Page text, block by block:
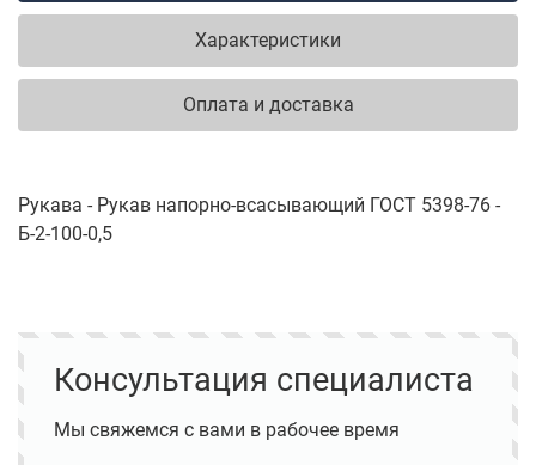
Характеристики
Оплата и доставка
Рукава - Рукав напорно-всасывающий ГОСТ 5398-76 -
Б-2-100-0,5
Консультация специалиста
Мы свяжемся с вами в рабочее время